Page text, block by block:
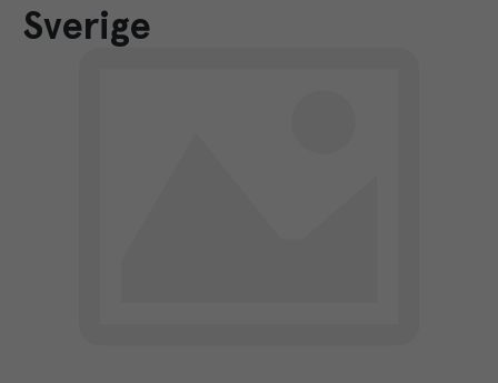
Sverige